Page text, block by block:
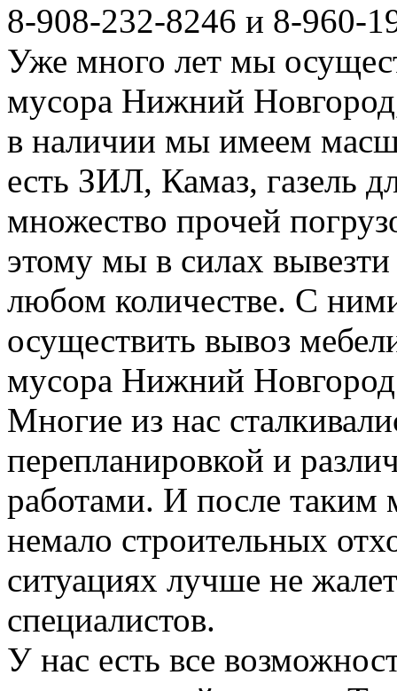
8-908-232-8246 и 8-960-
Уже много лет мы
мусора Нижний
в наличии мы имеем
есть ЗИЛ, Камаз, газель
множество прочей
этому мы в силах
любом количестве. С
осуществить вывоз
мусора Нижний
Многие из нас
перепланировкой и
работами. И после таким
немало строительных
ситуациях лучше не
специалистов.
У нас есть все